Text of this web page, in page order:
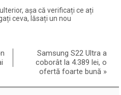
așa că verificați ce ați
ceva, lăsați un nou
Samsung S22 Ultra a
coborât la 4.389 lei, o
ofertă foarte bună »